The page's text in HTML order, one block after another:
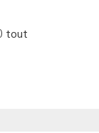
tout